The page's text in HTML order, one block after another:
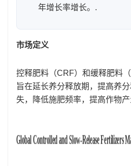
年增长率增长。.
市场定义
控释肥料（CRF）和缓释肥料
旨在延长养分释放期，提高养
失，降低施肥频率，提高作物